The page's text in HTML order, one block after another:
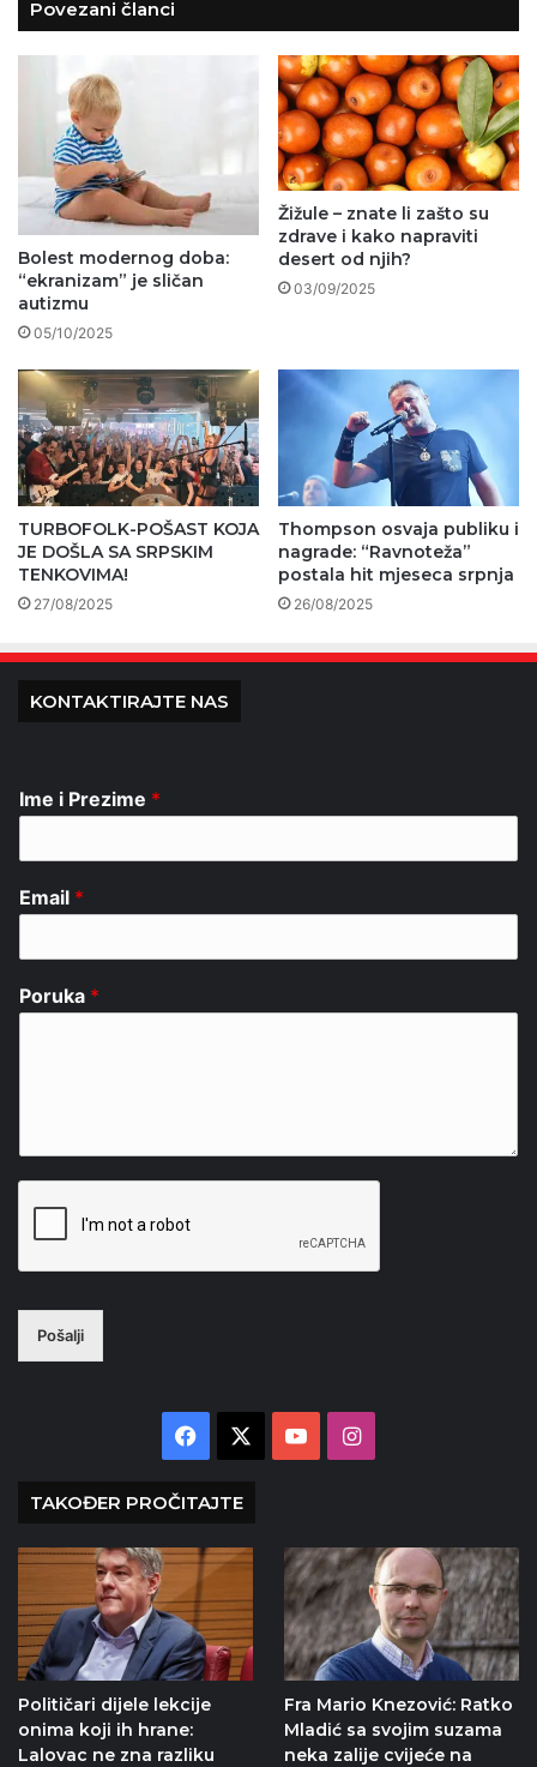
Povezani članci
Bolest modernog doba:
“ekranizam” je sličan
autizmu
05/10/2025
Žižule – znate li zašto su
zdrave i kako napraviti
desert od njih?
03/09/2025
TURBOFOLK-POŠAST KOJA
JE DOŠLA SA SRPSKIM
TENKOVIMA!
27/08/2025
Thompson osvaja publiku i
nagrade: “Ravnoteža”
postala hit mjeseca srpnja
26/08/2025
KONTAKTIRAJTE NAS
Ime i Prezime *
Email *
Poruka *
Pošalji
Facebook YouTubeInstagram
TAKOĐER PROČITAJTE
Političari dijele lekcije
onima koji ih hrane:
Lalovac ne zna razliku
Fra Mario Knezović: Ratko
Mladić sa svojim suzama
neka zalije cvijeće na